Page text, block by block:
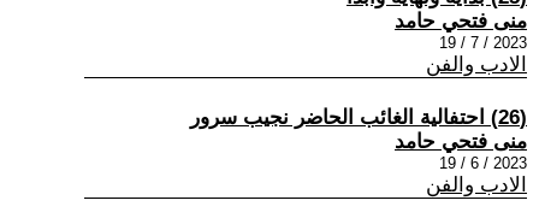
منى فتحي حامد
2023 / 7 / 19
الادب والفن
(26) احتفالية الغائب الحاضر نجيب سرور
منى فتحي حامد
2023 / 6 / 19
الادب والفن